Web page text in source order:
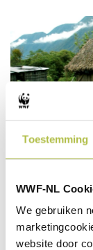
Toestemming
WWF-NL
We gebruiken
website door
5